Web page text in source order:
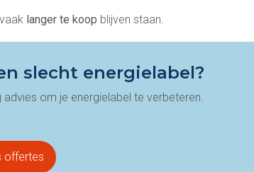
langer te koop blijven staan.
slecht energielabel?
om je energielabel te verbeteren.
offertes